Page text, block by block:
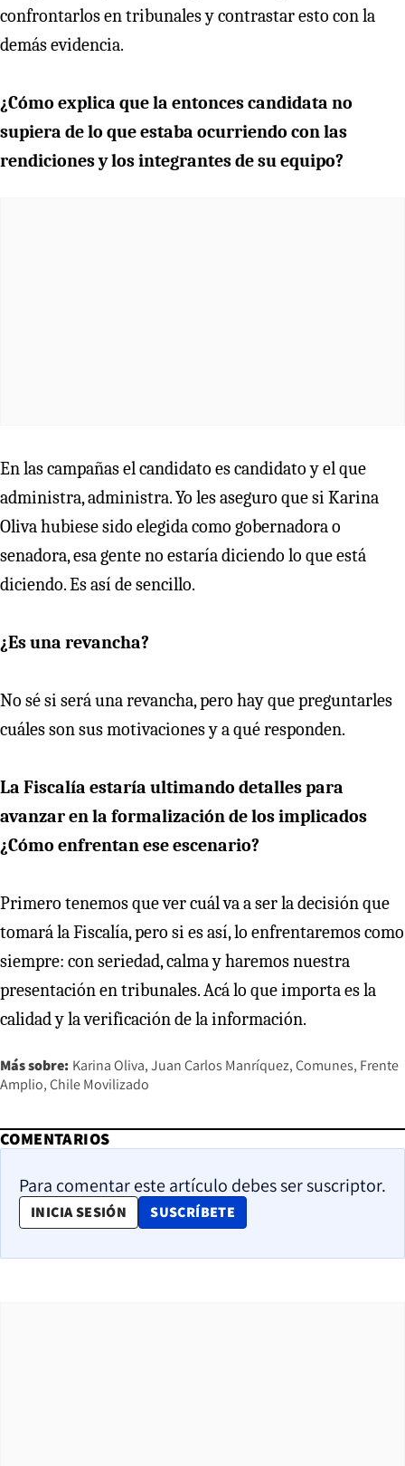
confrontarlos en tribunales y contrastar esto con la
demás evidencia.
¿Cómo explica que la entonces candidata no
supiera de lo que estaba ocurriendo con las
rendiciones y los integrantes de su equipo?
En las campañas el candidato es candidato y el que
administra, administra. Yo les aseguro que si Karina
Oliva hubiese sido elegida como gobernadora o
senadora, esa gente no estaría diciendo lo que está
diciendo. Es así de sencillo.
¿Es una revancha?
No sé si será una revancha, pero hay que preguntarles
cuáles son sus motivaciones y a qué responden.
La Fiscalía estaría ultimando detalles para
avanzar en la formalización de los implicados
¿Cómo enfrentan ese escenario?
Primero tenemos que ver cuál va a ser la decisión que
tomará la Fiscalía, pero si es así, lo enfrentaremos como
siempre: con seriedad, calma y haremos nuestra
presentación en tribunales. Acá lo que importa es la
calidad y la verificación de la información.
Más sobre: Karina Oliva Juan Carlos Manríquez Comunes Frente
Amplio Chile Movilizado
COMENTARIOS
Para comentar este artículo debes ser suscriptor.
INICIA SESIÓN SUSCRÍBETE
OPENS IN NEW WINDOW